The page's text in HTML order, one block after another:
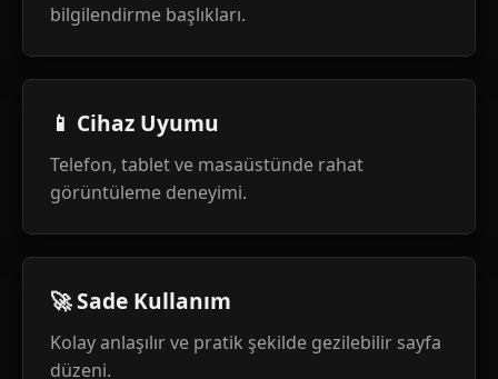
bilgilendirme başlıkları.
📱 Cihaz Uyumu
Telefon, tablet ve masaüstünde rahat
görüntüleme deneyimi.
🚀 Sade Kullanım
Kolay anlaşılır ve pratik şekilde gezilebilir sayfa
düzeni.